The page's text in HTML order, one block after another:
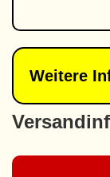
Weitere